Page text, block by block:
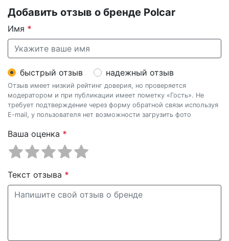
Добавить отзыв о бренде Polcar
Имя *
быстрый отзыв надежный отзыв
Отзыв имеет низкий рейтинг доверия, но проверяется
модератором и при публикации имеет пометку «Гость». Не
требует подтверждение через форму обратной связи используя
E-mail, у пользователя нет возможности загрузить фото
Ваша оценка *
Текст отзыва *